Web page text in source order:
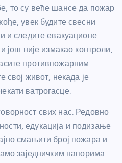
то су веће шансе да пожар
увек будите свесни
и следите евакуационе
још није измакао контроли,
противпожарним
свој живот, некада је
ватрогасце.
свих нас. Редовно
едукација и подизање
смањити број пожара и
заједничким напорима